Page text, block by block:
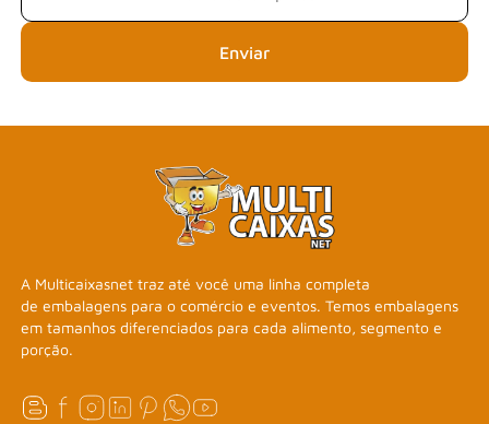
Enviar
A Multicaixasnet traz até você uma linha completa
de embalagens para o comércio e eventos. Temos embalagens
em tamanhos diferenciados para cada alimento, segmento e
porção.